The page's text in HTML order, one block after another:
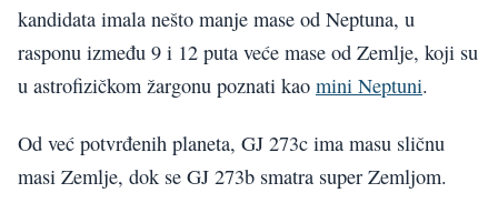
kandidata imala nešto manje mase od Neptuna, u
rasponu između 9 i 12 puta veće mase od Zemlje, koji su
u astrofizičkom žargonu poznati kao mini Neptuni.
Od već potvrđenih planeta, GJ 273c ima masu sličnu
masi Zemlje, dok se GJ 273b smatra super Zemljom.